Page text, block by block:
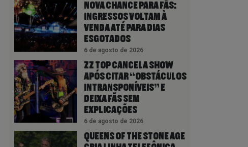
NOVA CHANCE PARA FÃS:
INGRESSOS VOLTAM À
VENDA ATÉ PARA DIAS
ESGOTADOS
6 de agosto de 2026
ZZ TOP CANCELA SHOW
APÓS CITAR “OBSTÁCULOS
INTRANSPONÍVEIS” E
DEIXA FÃS SEM
EXPLICAÇÕES
6 de agosto de 2026
QUEENS OF THE STONE AGE